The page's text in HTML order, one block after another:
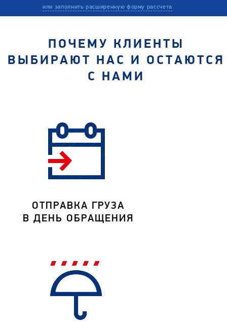
или заполнить расширенную форму рассчета
ПОЧЕМУ КЛИЕНТЫ
ВЫБИРАЮТ НАС И ОСТАЮТСЯ
С НАМИ
ОТПРАВКА ГРУЗА
В ДЕНЬ ОБРАЩЕНИЯ